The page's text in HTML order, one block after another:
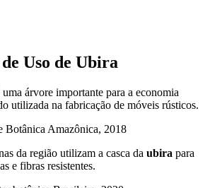
Uso de Ubira
uma árvore importante para a economia
utilizada na fabricação de móveis rústicos.
Botânica Amazônica, 2018
da região utilizam a casca da ubira para
e fibras resistentes.